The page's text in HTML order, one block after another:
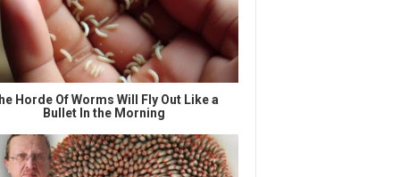
Horde Of Worms Will Fly Out Like a
Bullet In the Morning